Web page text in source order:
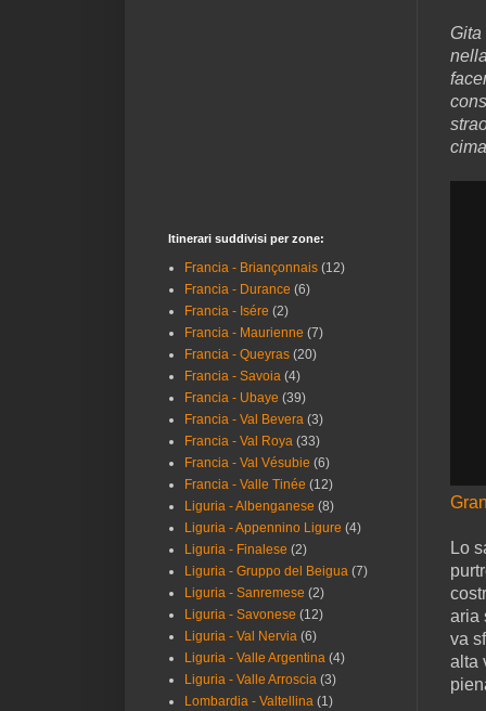
Gita
Lo
aria
va
alta
Itinerari suddivisi per zone:
Francia - Briançonnais (12)
Francia - Durance (6)
Francia - Isére (2)
Francia - Maurienne (7)
Francia - Queyras (20)
Francia - Savoia (4)
Francia - Ubaye (39)
Francia - Val Bevera (3)
Francia - Val Roya (33)
Francia - Val Vésubie (6)
Francia - Valle Tinée (12)
Liguria - Albenganese (8)
Liguria - Appennino Ligure (4)
Liguria - Finalese (2)
Liguria - Gruppo del Beigua (7)
Liguria - Sanremese (2)
Liguria - Savonese (12)
Liguria - Val Nervia (6)
Liguria - Valle Argentina (4)
Liguria - Valle Arroscia (3)
Lombardia - Valtellina (1)